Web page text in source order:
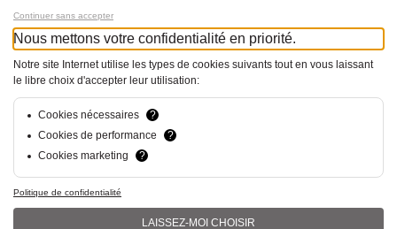
Melde dich für unseren Newsletter an!
Alle Rechte vorbehalten
hsolutions.ch
Continuer sans accepter
Nous mettons votre confidentialité en priorité.
Notre site Internet utilise les types de cookies suivants tout en vous laissant
le libre choix d'accepter leur utilisation:
Cookies nécessaires
?
Cookies de performance
?
Cookies marketing
?
Politique de confidentialité
LAISSEZ-MOI CHOISIR